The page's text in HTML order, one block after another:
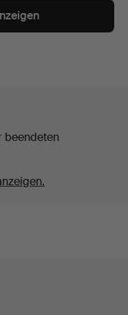
beendeten